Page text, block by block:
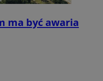
ma być awaria